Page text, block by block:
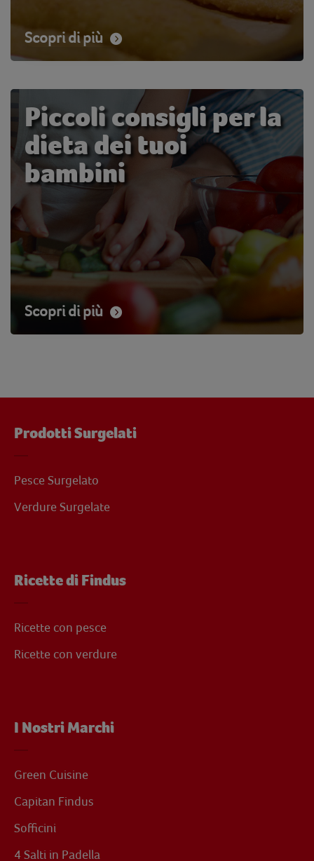
Scopri di più
Piccoli consigli per la
dieta dei tuoi
bambini
Scopri di più
Prodotti Surgelati
Pesce Surgelato
Verdure Surgelate
Ricette di Findus
Ricette con pesce
Ricette con verdure
I Nostri Marchi
Green Cuisine
Capitan Findus
Sofficini
4 Salti in Padella